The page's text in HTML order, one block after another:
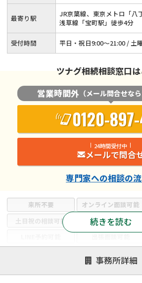
来所不要 オンライン面談可能
土日祝の相談可能
19時以降電話可能
遺言書作成・遺言執行
相続放棄
続きを読む
最寄り駅
JR京葉線、東京メトロ「八
浅草線「宝町駅」徒歩4分
受付時間 平日・祝日9:00～21:00 / 土
ツナグ相続相談窓口
営業時間外 （メール問合せな
0120-
24時間受付中
メールで問合
専門家への相談の
事務所詳細